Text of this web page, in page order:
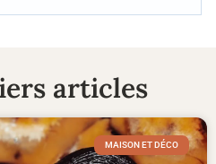
articles
MAISON ET DÉCO